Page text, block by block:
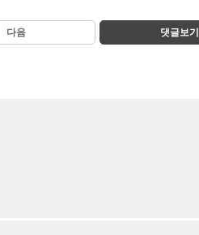
다음 댓글보기